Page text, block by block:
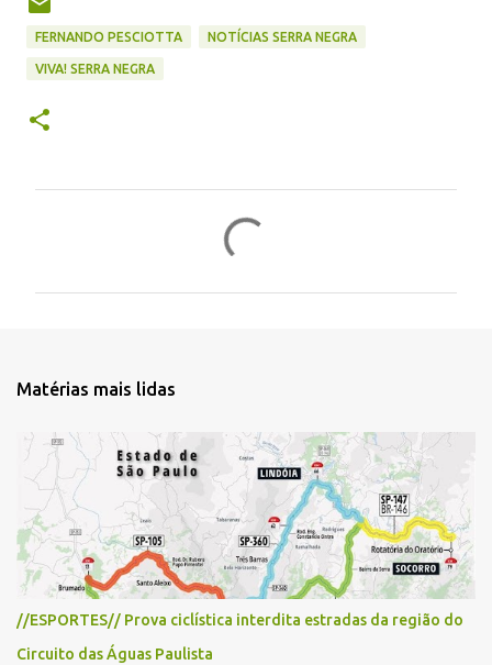
FERNANDO PESCIOTTA NOTÍCIAS SERRA NEGRA
VIVA! SERRA NEGRA
t
i
s
Matérias mais lidas
//ESPORTES// Prova ciclística interdita estradas da região do
Circuito das Águas Paulista